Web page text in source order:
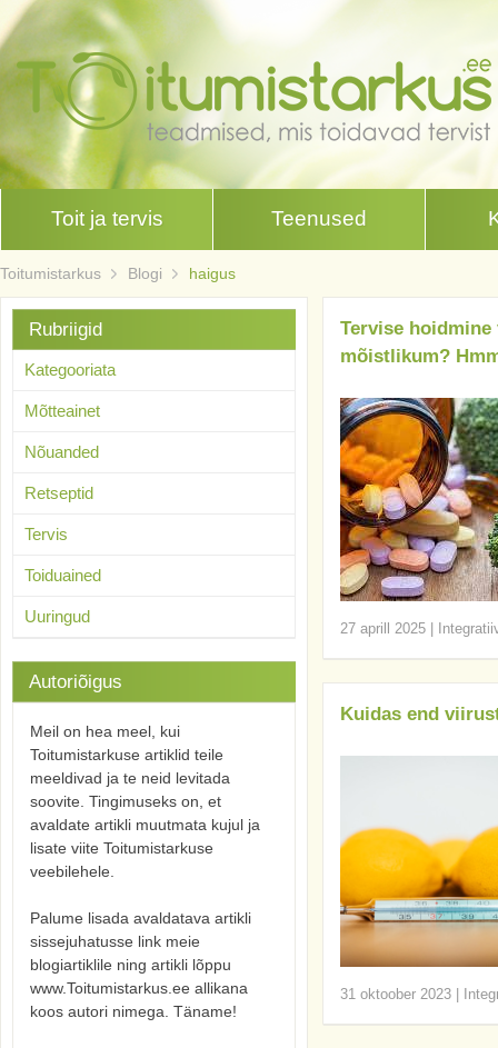
Toit ja tervis Teenused
Toitumistarkus Blogi haigus
Tervise
mõistlikum?
27 aprill 2025
Kuidas end
31 oktoober 2023
Rubriigid
Kategooriata
Mõtteainet
Nõuanded
Retseptid
Tervis
Toiduained
Uuringud
Autoriõigus
Meil on hea meel, kui
Toitumistarkuse artiklid teile
meeldivad ja te neid levitada
soovite. Tingimuseks on, et
avaldate artikli muutmata kujul ja
lisate viite Toitumistarkuse
veebilehele.
Palume lisada avaldatava artikli
sissejuhatusse link meie
blogiartiklile ning artikli lõppu
www.Toitumistarkus.ee allikana
koos autori nimega. Täname!